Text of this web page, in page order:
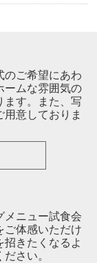
のご希望にあわ
ームな雰囲気の
ます。また、写
意しておりま
メニュー試食会
ご体感いただけ
招きたくなるよ
さい。